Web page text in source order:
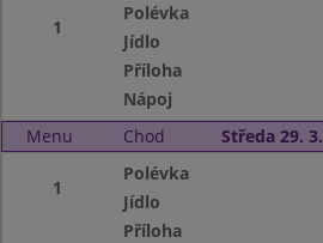
1
Polévka
Jídlo
Příloha
Nápoj
Menu
Chod Středa 29.
1
Polévka
Jídlo
Příloha